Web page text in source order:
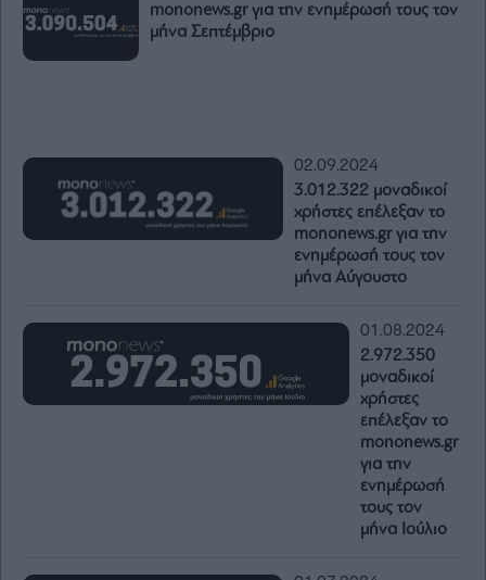
mononews.gr για την ενημέρωσή τους τον
μήνα Σεπτέμβριο
02.09.2024
3.012.322 μοναδικοί
χρήστες επέλεξαν το
mononews.gr για την
ενημέρωσή τους τον
μήνα Αύγουστο
01.08.2024
2.972.350
μοναδικοί
χρήστες
επέλεξαν το
mononews.gr
για την
ενημέρωσή
τους τον
μήνα Ιούλιο